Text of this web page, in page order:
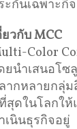
ะกันเฉพาะกิจ
ยวกับMCC
Color
ยนำเสนอโซ
ากหลายกลุ่
สุดในโลกให้
เนินธุรกิจอยู่